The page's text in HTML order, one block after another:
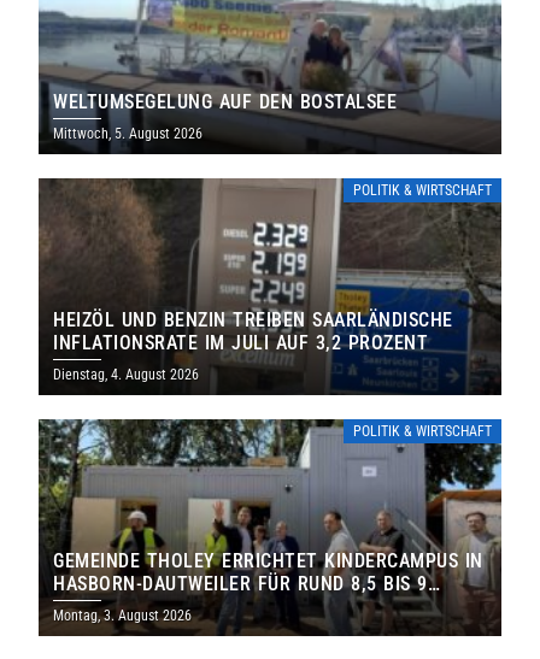
WELTUMSEGELUNG AUF DEN BOSTALSEE
Mittwoch, 5. August 2026
POLITIK & WIRTSCHAFT
HEIZÖL UND BENZIN TREIBEN SAARLÄNDISCHE
INFLATIONSRATE IM JULI AUF 3,2 PROZENT
Dienstag, 4. August 2026
POLITIK & WIRTSCHAFT
GEMEINDE THOLEY ERRICHTET KINDERCAMPUS IN
HASBORN-DAUTWEILER FÜR RUND 8,5 BIS 9
MILLIONEN EURO
Montag, 3. August 2026